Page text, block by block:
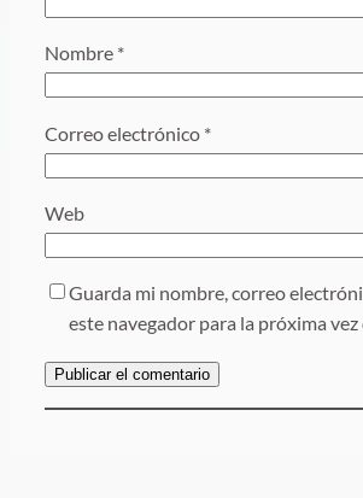
Nombre *
Correo electrónico *
Web
Guarda mi nombre, correo
este navegador para la próxima